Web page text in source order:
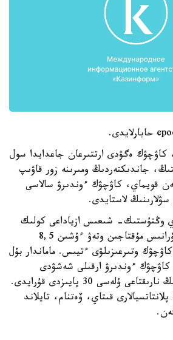
كاۋچۋك ەگۋدى ارتتىرعان جاعدايدا سول
جاندىكتەردىڭ ومىرىنە زور قاۋىپ
قويماي، كاۋچۋك ءوندىرۋ سالاسى
لاستايدى.
قاراي وڭتۇستىك- شىعىس ازياداعى كولىك
دوڭگەلەگىنە دەگەن سۇرانىس مۇقتاجىن وتەۋ ءۇشىن 8,5
وتىرعىزىلۋى ءتيىس. ماماندار بۇل
كاۋچۋك ءوندىرۋ ارقىلى شەشۋدى
ۇسىنىپ وتىر. قازىر ونىڭ نارىقتاعى ۇلەسى 30 پايىزدى قۇرايدى.
قىتاي، ۆەتنام، تايلاند